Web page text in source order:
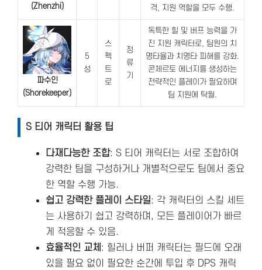
(Zhenzhi)
격, 지원 역할을 모두 수행.
파수인
(Shorekeeper)
5
성
스
펙
트
로
정
류
기
독특한 힐 및 버프 능력을 가
진 지원 캐릭터로, 팀원의 치
명타율과 치명타 피해를 강화.
콘체르토 에너지를 생성하는
전략적인 플레이가 필요하며
팀 지원에 탁월.
S 티어 캐릭터 활용 팁
다재다능한 조합: S 티어 캐릭터는 서로 조합하여
강력한 팀을 구성하거나 개별적으로도 팀에서 중요
한 역할 수행 가능.
쉽고 강력한 플레이 스타일: 각 캐릭터의 스킬 세트
는 사용하기 쉽고 강력하며, 모든 플레이어가 빠르
게 적응할 수 있음.
효율적인 교체 : 힐러나 버퍼 캐릭터는 필드에 오래
있을 필요 없이 필요한 순간에 투입 후 DPS 캐릭